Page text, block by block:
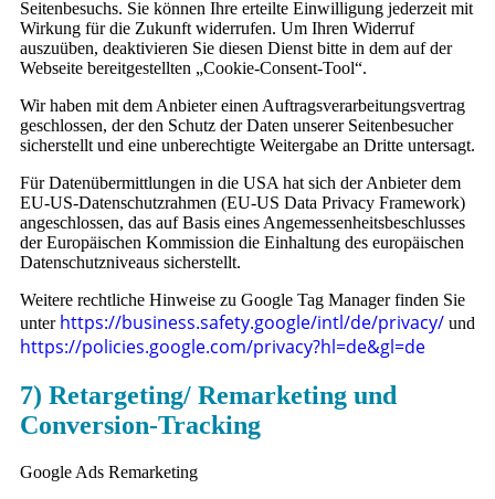
Seitenbesuchs. Sie können Ihre erteilte Einwilligung jederzeit mit
Wirkung für die Zukunft widerrufen. Um Ihren Widerruf
auszuüben, deaktivieren Sie diesen Dienst bitte in dem auf der
Webseite bereitgestellten „Cookie-Consent-Tool“.
Wir haben mit dem Anbieter einen Auftragsverarbeitungsvertrag
geschlossen, der den Schutz der Daten unserer Seitenbesucher
sicherstellt und eine unberechtigte Weitergabe an Dritte untersagt.
Für Datenübermittlungen in die USA hat sich der Anbieter dem
EU-US-Datenschutzrahmen (EU-US Data Privacy Framework)
angeschlossen, das auf Basis eines Angemessenheitsbeschlusses
der Europäischen Kommission die Einhaltung des europäischen
Datenschutzniveaus sicherstellt.
Weitere rechtliche Hinweise zu Google Tag Manager finden Sie
unter https://business.safety.google/intl/de/privacy/ und
https://policies.google.com/privacy?hl=de&gl=de
7) Retargeting/ Remarketing und
Conversion-Tracking
Google Ads Remarketing